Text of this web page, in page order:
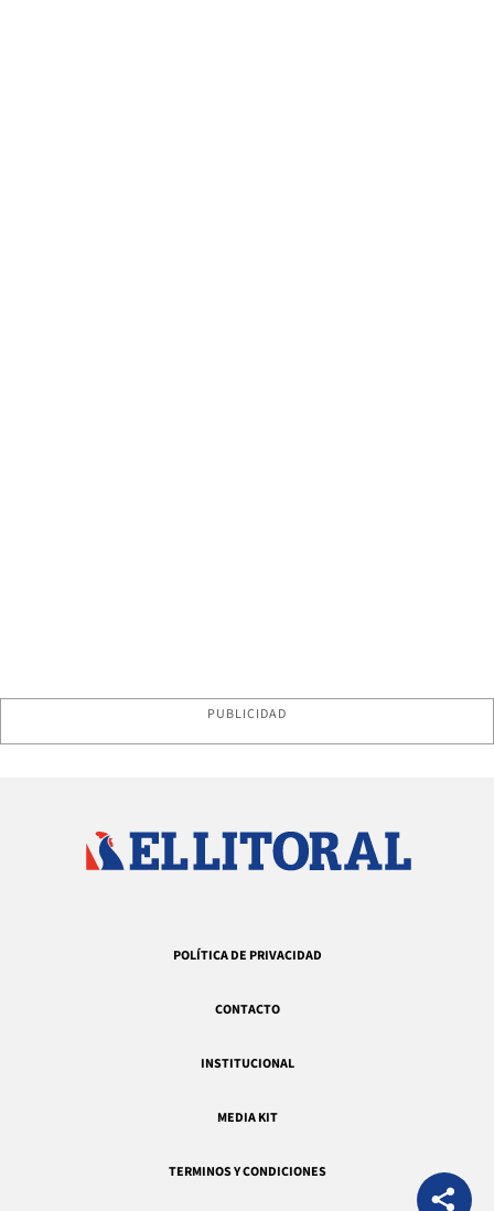
PUBLICIDAD
POLÍTICA DE PRIVACIDAD
CONTACTO
INSTITUCIONAL
MEDIA KIT
TERMINOS Y CONDICIONES